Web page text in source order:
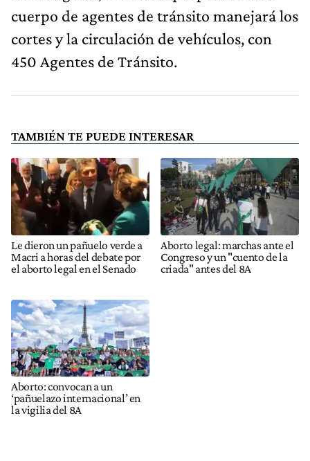
cuerpo de agentes de tránsito manejará los
cortes y la circulación de vehículos, con
450 Agentes de Tránsito.
TAMBIÉN TE PUEDE INTERESAR
Le dieron un pañuelo verde a
Macri a horas del debate por
el aborto legal en el Senado
Aborto legal: marchas ante el
Congreso y un "cuento de la
criada" antes del 8A
Aborto: convocan a un
‘pañuelazo internacional’ en
la vigilia del 8A